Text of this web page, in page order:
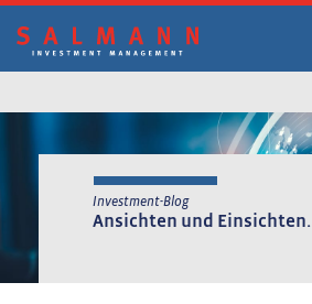
Inhalt
springen
Investment-Blog
Ansichten und Einsichten.